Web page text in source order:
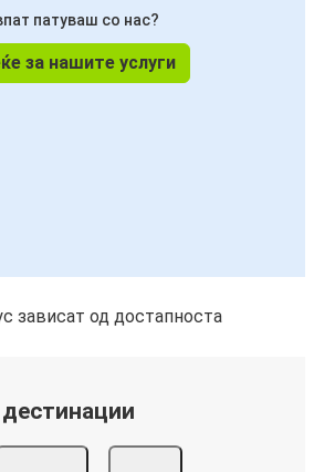
патуваш со нас?
за нашите услуги
зависат од достапноста